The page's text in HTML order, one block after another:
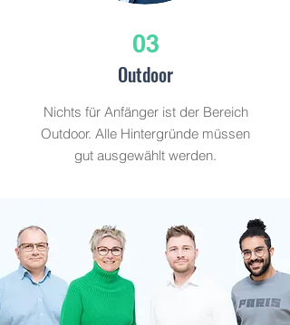
Outdoor
03
Nichts für Anfänger ist der Bereich
Outdoor. Alle Hintergründe müssen
gut ausgewählt werden.